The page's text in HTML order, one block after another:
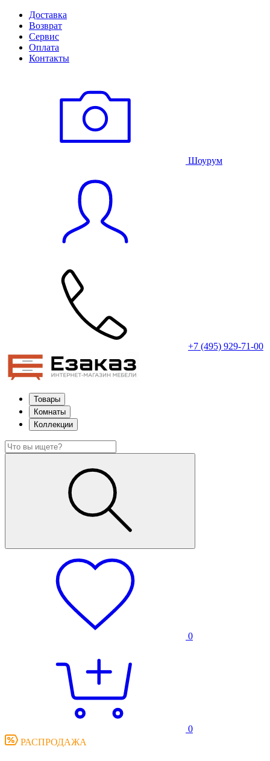
Доставка
Возврат
Сервис
Оплата
Контакты
Шоурум
+7 (495) 929-71-00
Товары
Комнаты
Коллекции
0
0
РАСПРОДАЖА